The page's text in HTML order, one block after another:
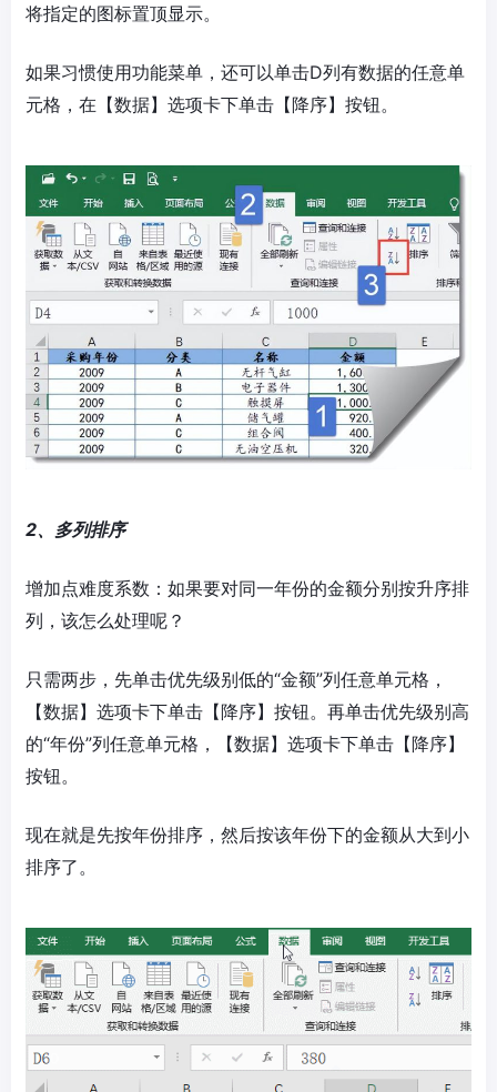
将指定的图标置顶显示。
如果习惯使用功能菜单，还可以单击D列有数据的任意单
元格，在【数据】选项卡下单击【降序】按钮。
2、多列排序
增加点难度系数：如果要对同一年份的金额分别按升序排
列，该怎么处理呢？
只需两步，先单击优先级别低的“金额”列任意单元格，
【数据】选项卡下单击【降序】按钮。再单击优先级别高
的“年份”列任意单元格，【数据】选项卡下单击【降序】
按钮。
现在就是先按年份排序，然后按该年份下的金额从大到小
排序了。